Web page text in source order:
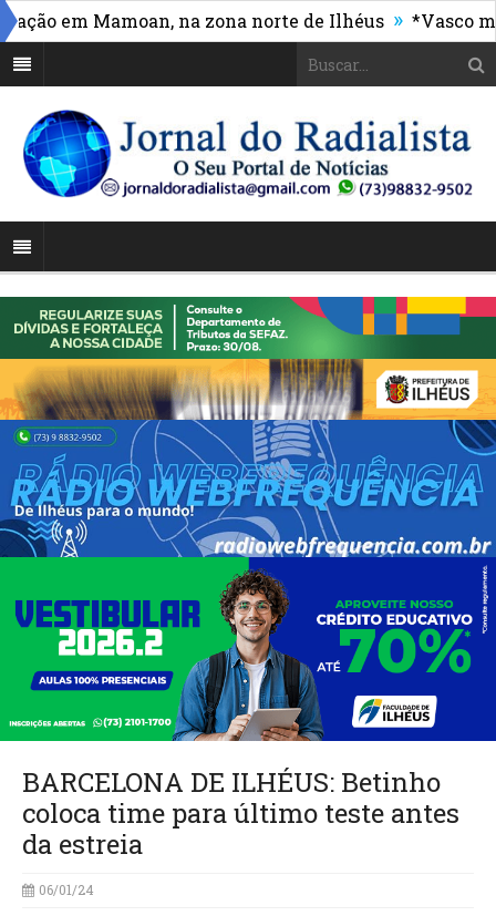
em Mamoan, na zona norte de Ilhéus » *Vasco
BARCELONA DE ILHÉUS: Betinho
coloca time para último teste antes
da estreia
06/01/24